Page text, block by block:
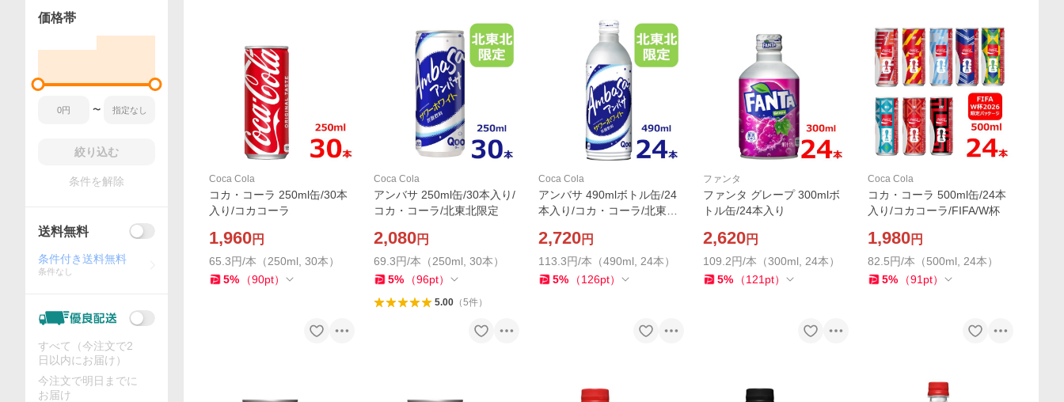
Coca Cola
コカ・コーラ 250ml缶/30本
入り/コカコーラ
1,960円
65.3円/本（250ml, 30本）
5% （90pt）
Coca Cola
アンバサ 250ml缶/30本入り/
コカ・コーラ/北東北限定
2,080円
69.3円/本（250ml, 30本）
5% （96pt）
5.00（5件）
Coca Cola
アンバサ 490mlボトル缶/24
本入り/コカ・コーラ/北東北
2,720円
113.3円/本（490ml, 24本）
5% （126pt）
ファンタ
ファンタ グレープ 300mlボ
トル缶/24本入り
2,620円
109.2円/本（300ml, 24本）
5% （121 pt）
Coca Cola
コカ・コーラ 500ml缶/24本
入り/コカコーラ/FIFA/W杯
1,980円
82.5円/本（500ml, 24本）
5% （91 pt）
価格帯
〜
絞り込む
条件を解除
送料無料
条件付き送料無料
条件なし
すべて（今注文で2
日以内にお届け）
今注文で明日までに
お届け